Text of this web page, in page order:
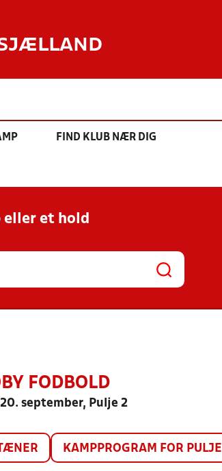
FIND KLUB NÆR DIG
eller et hold
FODBOLD
september, Pulje 2
KAMPPROGRAM FOR PULJE